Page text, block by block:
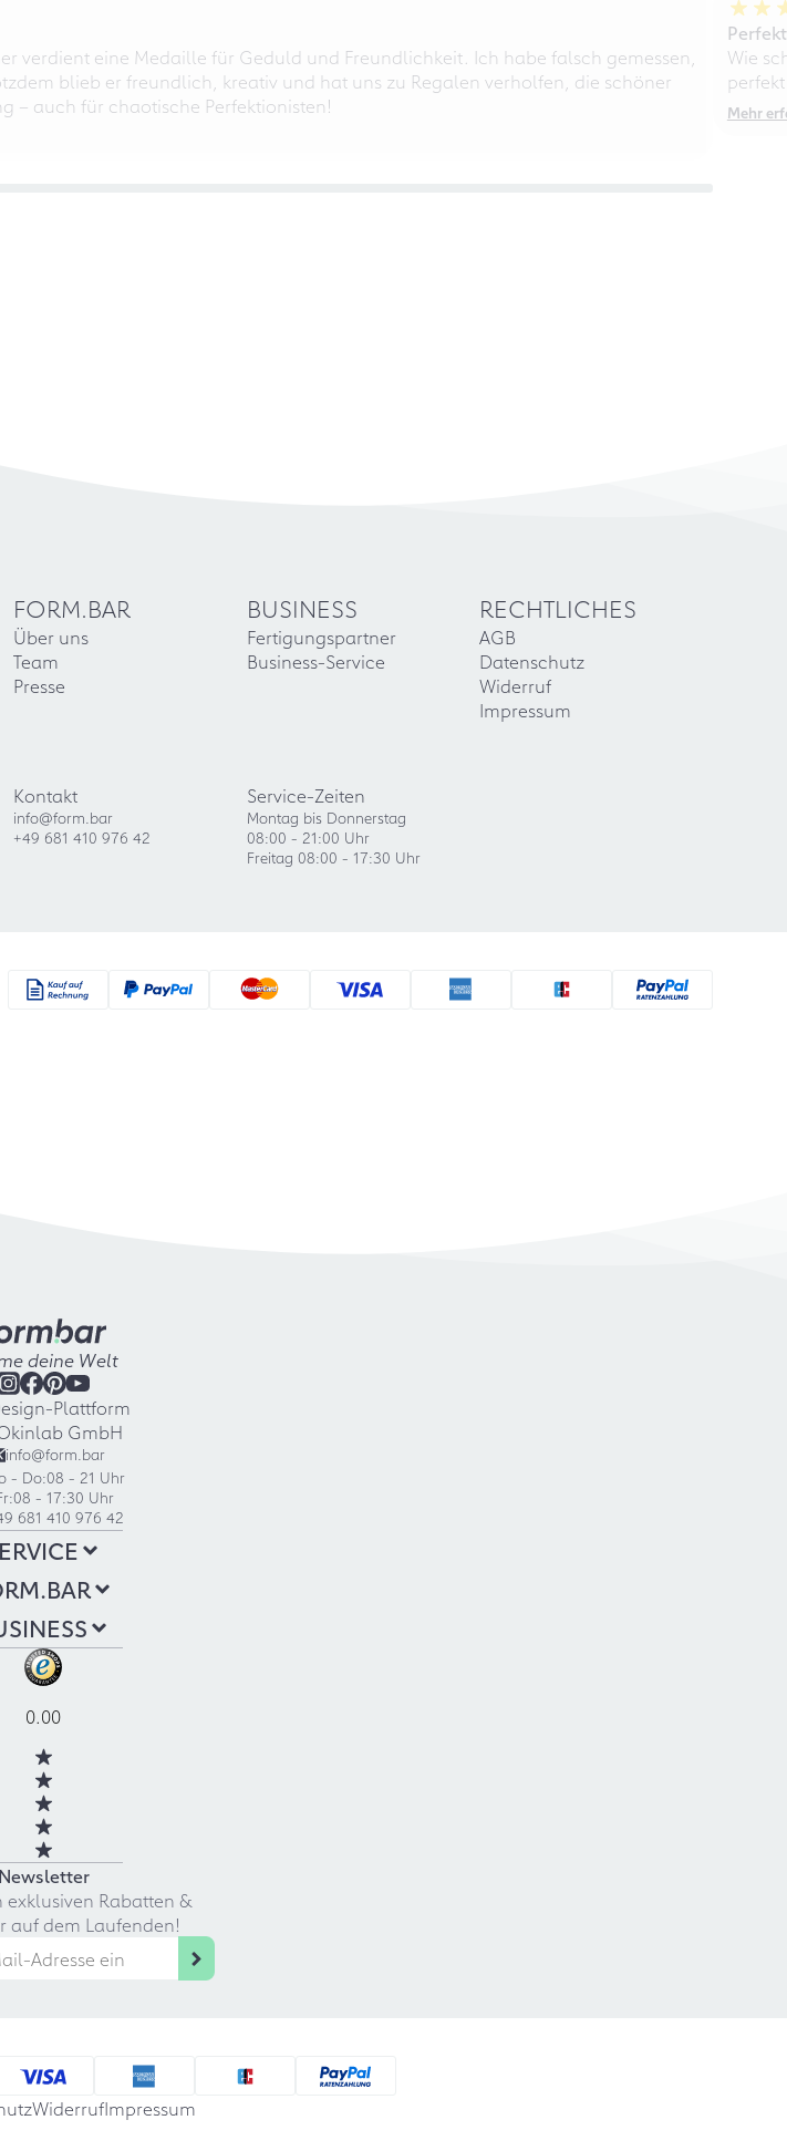
verdient eine Medaille für Geduld und Freundlichkeit. Ich habe falsch gemessen,
blieb er freundlich, kreativ und hat uns zu Regalen verholfen, die schöner
– auch für chaotische Perfektionisten!
Wie
Mehr
FORM.BAR
Über uns
Team
Presse
BUSINESS
Fertigungspartner
Business-Service
RECHTLICHES
AGB
Datenschutz
Widerruf
Impressum
Kontakt
info@form.bar
+49 681 410 976 42
Service-Zeiten
Montag bis Donnerstag
08:00 - 21:00 Uhr
Freitag 08:00 - 17:30 Uhr
deine Welt
Plattform
GmbH
info@form.bar
- Do:08 - 21 Uhr
08 - 17:30 Uhr
681 410 976 42
0.00
Newsletter
exklusiven Rabatten &
auf dem Laufenden!
WiderrufImpressum